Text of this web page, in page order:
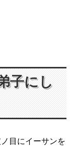
子にし
目にイーサンを